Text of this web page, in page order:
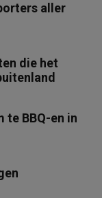
aller
die het
te BBQ-en in